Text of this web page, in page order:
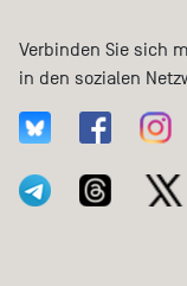
Verbinden Sie sich
in den sozialen